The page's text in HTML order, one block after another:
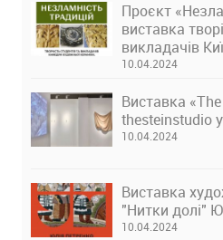
Проєкт
виставка
викладачів
Бойчука
10.04.2024
Виставка
thesteinstudio
10.04.2024
Виставка
"Нитки долі"
10.04.2024